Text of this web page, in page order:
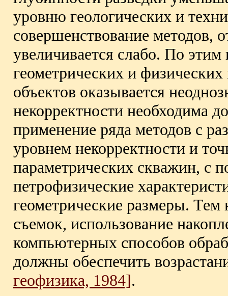
уровню геологических и
совершенствование методов,
увеличивается слабо. По
геометрических и
объектов оказывается
некорректности необходима
применение ряда методов с
уровнем некорректности и
параметрических скважин, с
петрофизические
геометрические размеры.
съемок, использование
компьютерных способов
должны обеспечить
геофизика, 1984].